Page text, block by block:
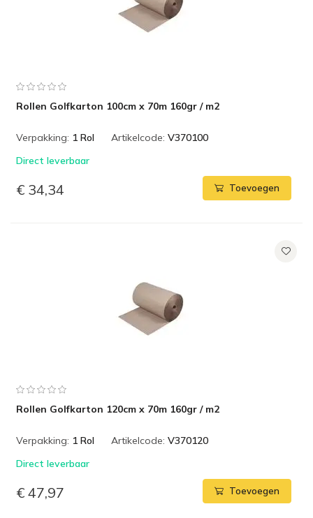
Rollen Golfkarton 100cm x 70m 160gr / m2
Verpakking: 1 Rol Artikelcode: V370100
Direct leverbaar
€ 34,34 Toevoegen
Rollen Golfkarton 120cm x 70m 160gr / m2
Verpakking: 1 Rol Artikelcode: V370120
Direct leverbaar
€ 47,97 Toevoegen